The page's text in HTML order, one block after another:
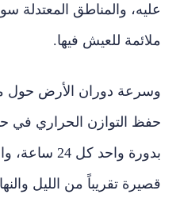
عليه، والمناطق المعتدلة
ملائمة للعيش فيها.
وسرعة دوران الأرض حول
حفظ التوازن الحراري في
بدورة واحد
قصيرة تقريباً من الليل